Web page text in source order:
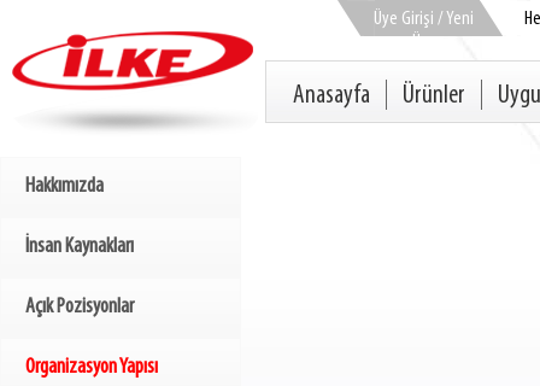
Üye Girişi / Yeni
Üye
Anasayfa Ürünler
Hakkımızda
İnsan Kaynakları
Açık Pozisyonlar
Organizasyon Yapısı